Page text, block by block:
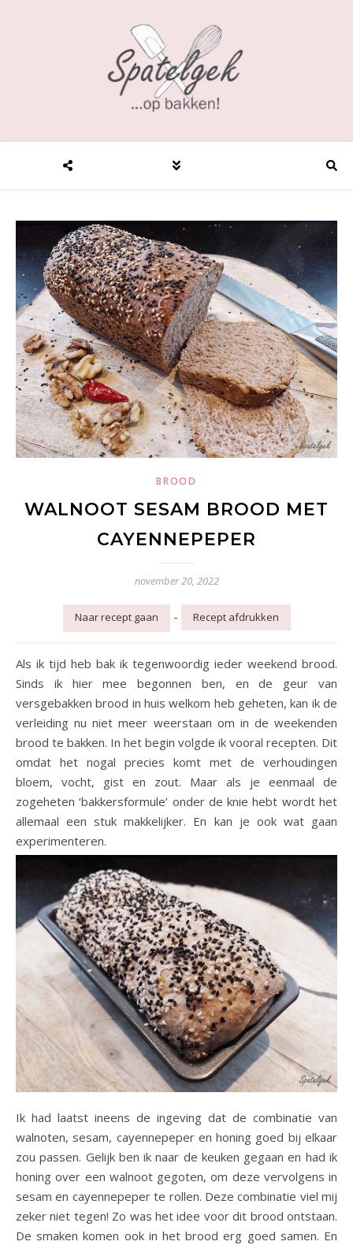
BROOD
WALNOOT SESAM BROOD MET
CAYENNEPEPER
november 20, 2022
Naar recept gaan - Recept afdrukken
Als ik tijd heb bak ik tegenwoordig ieder weekend brood.
Sinds ik hier mee begonnen ben, en de geur van
versgebakken brood in huis welkom heb geheten, kan ik de
verleiding nu niet meer weerstaan om in de weekenden
brood te bakken. In het begin volgde ik vooral recepten. Dit
omdat het nogal precies komt met de verhoudingen
bloem, vocht, gist en zout. Maar als je eenmaal de
zogeheten ‘bakkersformule’ onder de knie hebt wordt het
allemaal een stuk makkelijker. En kan je ook wat gaan
experimenteren.
Ik had laatst ineens de ingeving dat de combinatie van
walnoten, sesam, cayennepeper en honing goed bij elkaar
zou passen. Gelijk ben ik naar de keuken gegaan en had ik
honing over een walnoot gegoten, om deze vervolgens in
sesam en cayennepeper te rollen. Deze combinatie viel mij
zeker niet tegen! Zo was het idee voor dit brood ontstaan.
De smaken komen ook in het brood erg goed samen. En